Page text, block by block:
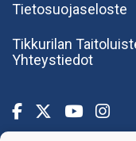
Tietosuojaseloste
Tikkurilan
Yhteystiedot